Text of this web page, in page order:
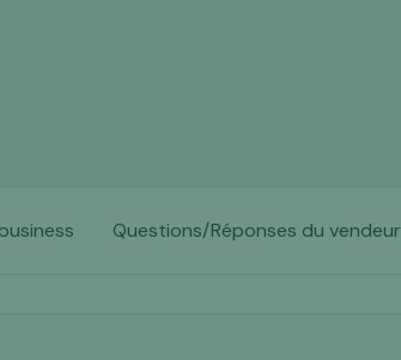
Questions/Réponses du vendeur